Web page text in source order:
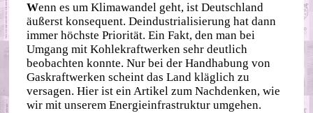
Wenn es um Klimawandel geht, ist Deutschland
äußerst konsequent. Deindustrialisierung hat dann
immer höchste Priorität. Ein Fakt, den man bei
Umgang mit Kohlekraftwerken sehr deutlich
beobachten konnte. Nur bei der Handhabung von
Gaskraftwerken scheint das Land kläglich zu
versagen. Hier ist ein Artikel zum Nachdenken, wie
wir mit unserem Energieinfrastruktur umgehen.